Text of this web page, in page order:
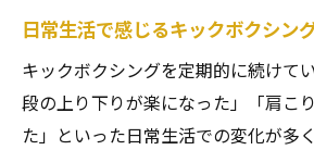
日常生活で感じるキックボクシン
キックボクシングを定期的に続けて
段の上り下りが楽になった」「肩こ
た」といった日常生活での変化が多